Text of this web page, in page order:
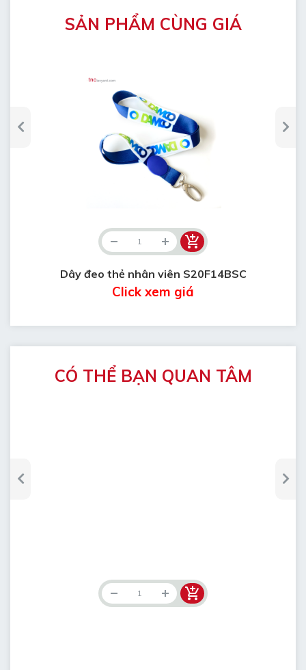
SẢN PHẨM CÙNG GIÁ
Dây đeo thẻ nhân viên S20F14BSC
Click xem giá
CÓ THỂ BẠN QUAN TÂM